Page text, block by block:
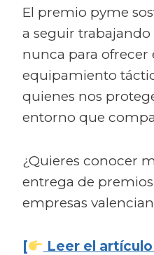
El premio pyme
a seguir
nunca para ofrecer
equipamiento
quienes nos
entorno que
¿Quieres conocer
entrega de
empresas
[
Leer el